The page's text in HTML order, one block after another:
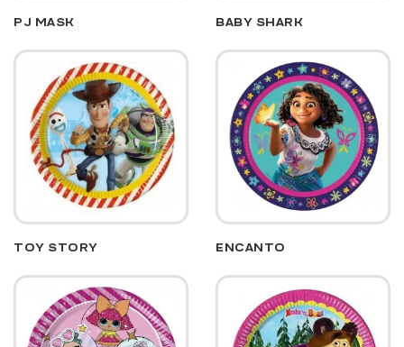
PJ MASK BABY SHARK
TOY STORY ENCANTO